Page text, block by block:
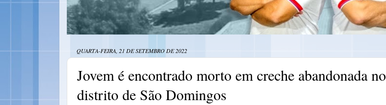
QUARTA-FEIRA, 21 DE SETEMBRO DE 2022
Jovem é encontrado morto em creche abandonada no
distrito de São Domingos